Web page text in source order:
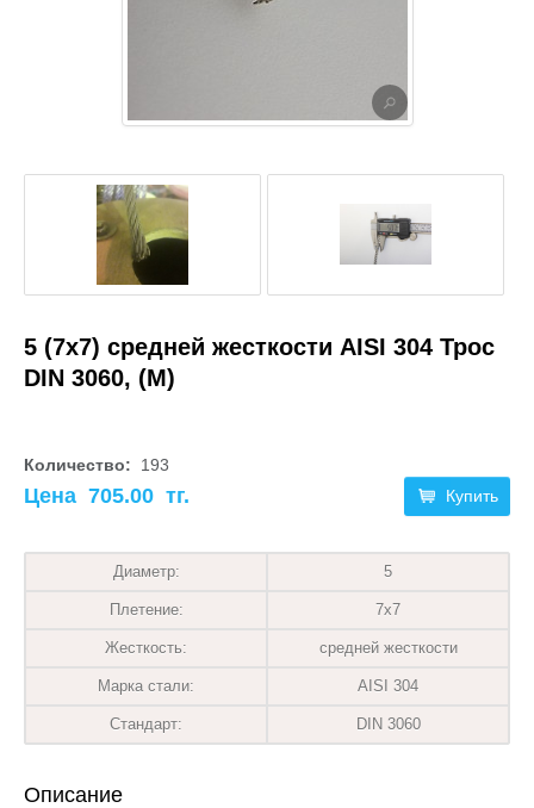
5 (7х7) средней жесткости AISI 304 Трос
DIN 3060, (М)
Количество:
193
Купить
Цена 705.00 тг.
Диаметр: 5
Плетение: 7х7
Жесткость: средней жесткости
Марка стали: AISI 304
Стандарт: DIN 3060
Описание